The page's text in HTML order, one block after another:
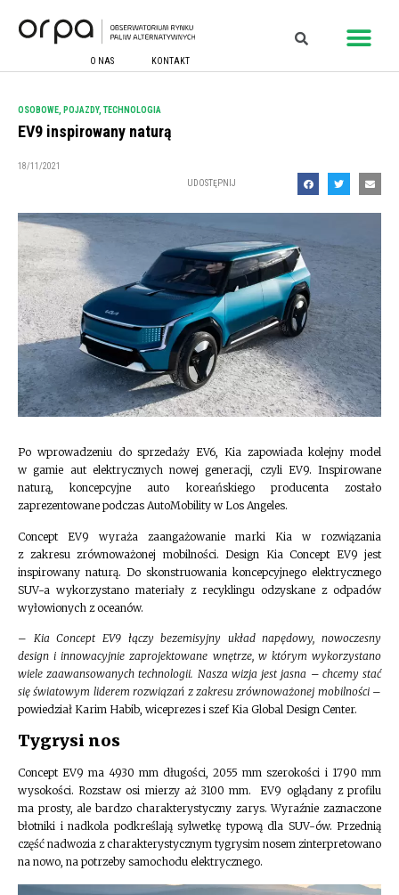
O NAS KONTAKT
OSOBOWE POJAZDY, TECHNOLOGIA
EV9 inspirowany naturą
18/11/2021
UDOSTĘPNIJ
Po wprowadzeniu do sprzedaży EV6, Kia zapowiada kolejny model
w gamie aut elektrycznych nowej generacji, czyli EV9. Inspirowane
naturą, koncepcyjne auto koreańskiego producenta zostało
zaprezentowane podczas AutoMobility w Los Angeles.
Concept EV9 wyraża zaangażowanie marki Kia w rozwiązania
z zakresu zrównoważonej mobilności. Design Kia Concept EV9 jest
inspirowany naturą. Do skonstruowania koncepcyjnego elektrycznego
SUV-a wykorzystano materiały z recyklingu odzyskane z odpadów
wyłowionych z oceanów.
– Kia Concept EV9 łączy bezemisyjny układ napędowy, nowoczesny
design i innowacyjnie zaprojektowane wnętrze, w którym wykorzystano
wiele zaawansowanych technologii. Nasza wizja jest jasna – chcemy stać
się światowym liderem rozwiązań z zakresu zrównoważonej mobilności –
powiedział Karim Habib, wiceprezes i szef Kia Global Design Center.
Tygrysi nos
Concept EV9 ma 4930 mm długości, 2055 mm szerokości i 1790 mm
wysokości. Rozstaw osi mierzy aż 3100 mm. EV9 oglądany z profilu
ma prosty, ale bardzo charakterystyczny zarys. Wyraźnie zaznaczone
błotniki i nadkola podkreślają sylwetkę typową dla SUV-ów. Przednią
część nadwozia z charakterystycznym tygrysim nosem zinterpretowano
na nowo, na potrzeby samochodu elektrycznego.